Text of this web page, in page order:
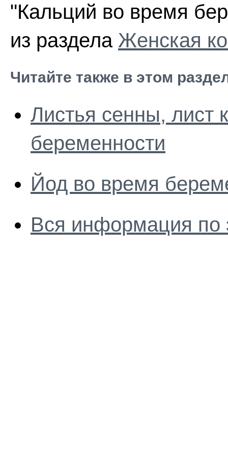
"Кальций во время
из раздела Женская
Читайте также в этом
Листья сенны, лист
беременности
Йод во время
Вся информация по